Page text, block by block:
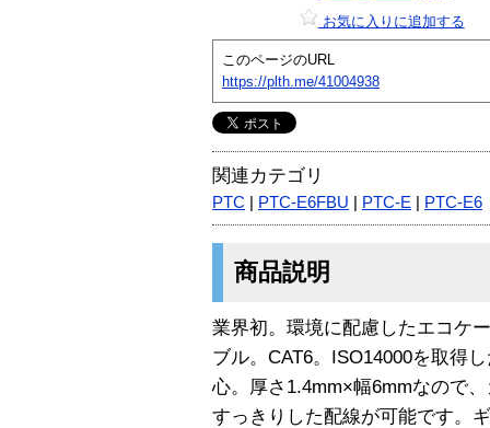
お気に入りに追加する
このページのURL
https://plth.me/41004938
関連カテゴリ
PTC PTC-E6FBU PTC-E PTC-E6
商品説明
業界初。環境に配慮したエコケ
ブル。CAT6。ISO14000を取得
心。厚さ1.4mm×幅6mmなので
すっきりした配線が可能です。